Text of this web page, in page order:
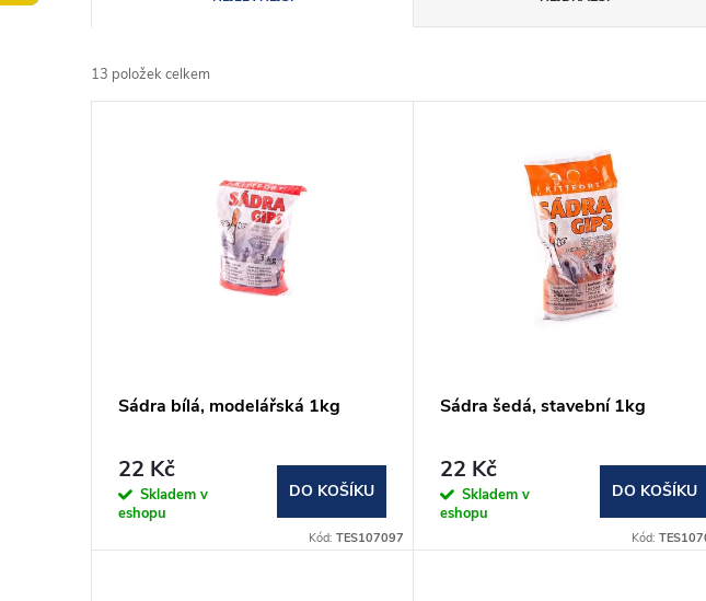
a
z
u
13 položek celkem
d
Sádra bílá, modelářská 1kg
22 Kč
Skladem v
eshopu
DO KOŠÍKU
Kód:TES107097
Sádra šedá, stavební 1kg
22 Kč
Skladem v
eshopu
DO KOŠÍKU
Kód: